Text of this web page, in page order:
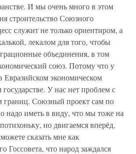
И мы очень много в этом
строительство Союзного
служит не только ориентиром, а
лекалом для того, чтобы
объединения, в том
союз. Потому что у
Евразийском экономическом
У нас нет проблем с
границ. Союзный проект сам по
надо иметь в виду, что мы тоже на
но двигаемся вперёд.
сказать мне как
Госсовета, что народ заждался